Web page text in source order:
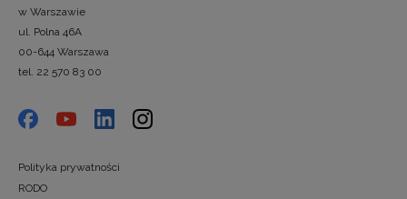
w Warszawie
ul. Polna 46A
00-644 Warszawa
tel. 22 570 83 00
Polityka prywatności
RODO